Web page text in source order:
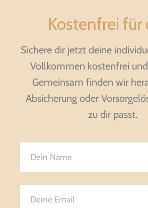
Kostenfrei für
Sichere dir jetzt deine
Vollkommen kostenfrei
Gemeinsam finden wir
Absicherung oder
zu dir passt.